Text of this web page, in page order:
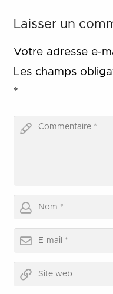
Laisser un
Votre adresse e-
Les champs
*